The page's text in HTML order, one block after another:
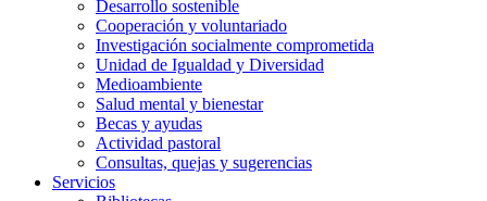
Desarrollo sostenible
Cooperación y voluntariado
Investigación socialmente comprometida
Unidad de Igualdad y Diversidad
Medioambiente
Salud mental y bienestar
Becas y ayudas
Actividad pastoral
Consultas, quejas y sugerencias
Servicios